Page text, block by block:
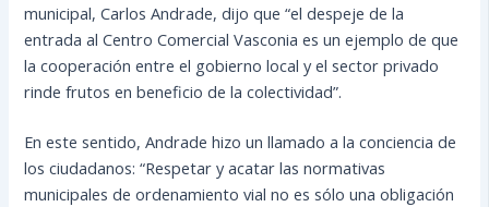
municipal, Carlos Andrade, dijo que “el despeje de la
entrada al Centro Comercial Vasconia es un ejemplo de que
la cooperación entre el gobierno local y el sector privado
rinde frutos en beneficio de la colectividad”.
En este sentido, Andrade hizo un llamado a la conciencia de
los ciudadanos: “Respetar y acatar las normativas
municipales de ordenamiento vial no es sólo una obligación